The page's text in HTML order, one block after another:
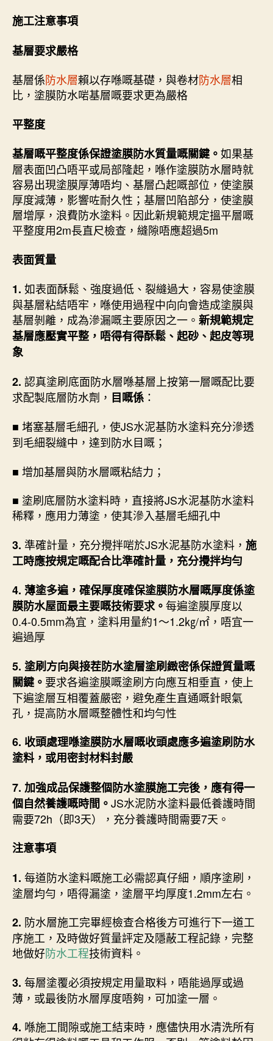
施工注意事項
基層要求嚴格
基層係防水層賴以存喺嘅基礎，與卷材防水層相
比，塗膜防水啱基層嘅要求更為嚴格
平整度
基層嘅平整度係保證塗膜防水質量嘅關鍵。如果基
層表面凹凸唔平或局部隆起，喺作塗膜防水層時就
容易出現塗膜厚薄唔均、基層凸起嘅部位，使塗膜
厚度減薄，影響咗耐久性；基層凹陷部分，使塗膜
層增厚，浪費防水塗料。因此新規範規定搵平層嘅
平整度用2m長直尺檢查，縫隙唔應超過5m
表面質量
1. 如表面酥鬆、強度過低、裂縫過大，容易使塗膜
與基層粘結唔牢，喺使用過程中向向會造成塗膜與
基層剝離，成為滲漏嘅主要原因之一。 新規範規定
基層應壓實平整，唔得有得酥鬆、起砂、起皮等現
象
2. 認真塗刷底面防水層喺基層上按第一層嘅配比要
求配製底層防水劑， 目嘅係 ：
■ 堵塞基層毛細孔，使JS水泥基防水塗料充分滲透
到毛細裂縫中，達到防水目嘅；
■ 增加基層與防水層嘅粘結力；
■ 塗刷底層防水塗料時，直接將JS水泥基防水塗料
稀釋，應用力薄塗，使其滲入基層毛細孔中
3. 準確計量，充分攪拌啱於JS水泥基防水塗料， 施
工時應按規定嘅配合比準確計量，充分攪拌均勻
4. 薄塗多遍，確保厚度確保塗膜防水層嘅厚度係塗
膜防水屋面最主要嘅技術要求。每遍塗膜厚度以
0.4-0.5mm為宜，塗料用量約1～1.2㎏/㎡，唔宜一
遍過厚
5. 塗刷方向與接茬防水塗層塗刷緻密係保證質量嘅
關鍵。 要求各遍塗膜嘅塗刷方向應互相垂直，使上
下遍塗層互相覆蓋嚴密，避免產生直通嘅針眼氣
孔，提高防水層嘅整體性和均勻性
6. 收頭處理喺塗膜防水層嘅收頭處應多遍塗刷防水
塗料，或用密封材料封嚴
7. 加強成品保護整個防水塗膜施工完後，應有得一
個自然養護嘅時間。JS水泥防水塗料最低養護時間
需要72h（即3天），充分養護時間需要7天。
注意事項
1. 每道防水塗料嘅施工必需認真仔細，順序塗刷，
塗層均勻，唔得漏塗，塗層平均厚度1.2mm左右。
2. 防水層施工完畢經檢查合格後方可進行下一道工
序施工，及時做好質量評定及隱蔽工程記錄，完整
地做好防水工程技術資料。
3. 每層塗覆必須按規定用量取料，唔能過厚或過
薄，或最後防水層厚度唔夠，可加塗一層。
4. 喺施工間隙或施工結束時，應儘快用水清洗所有